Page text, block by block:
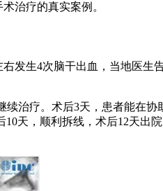
治疗的真实案例。
发生4次脑干出血，当地医生
治疗。术后3天，患者能在协
天，顺利拆线，术后12天出院